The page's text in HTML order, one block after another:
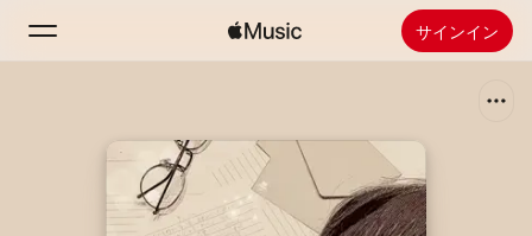
サインイン
ホーム
新着おすすめ